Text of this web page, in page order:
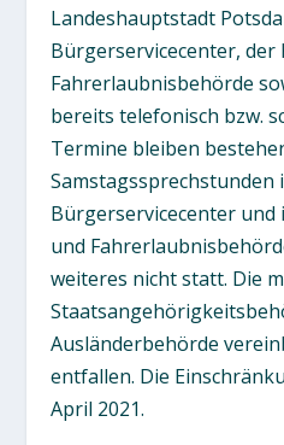
Landeshauptstadt
Bürgerservicecenter, der
Fahrerlaubnisbehörde
bereits telefonisch bzw.
Termine bleiben
Samstagssprechstunden
Bürgerservicecenter und
und
weiteres nicht statt. Die
Ausländerbehörde
entfallen. Die
April 2021.